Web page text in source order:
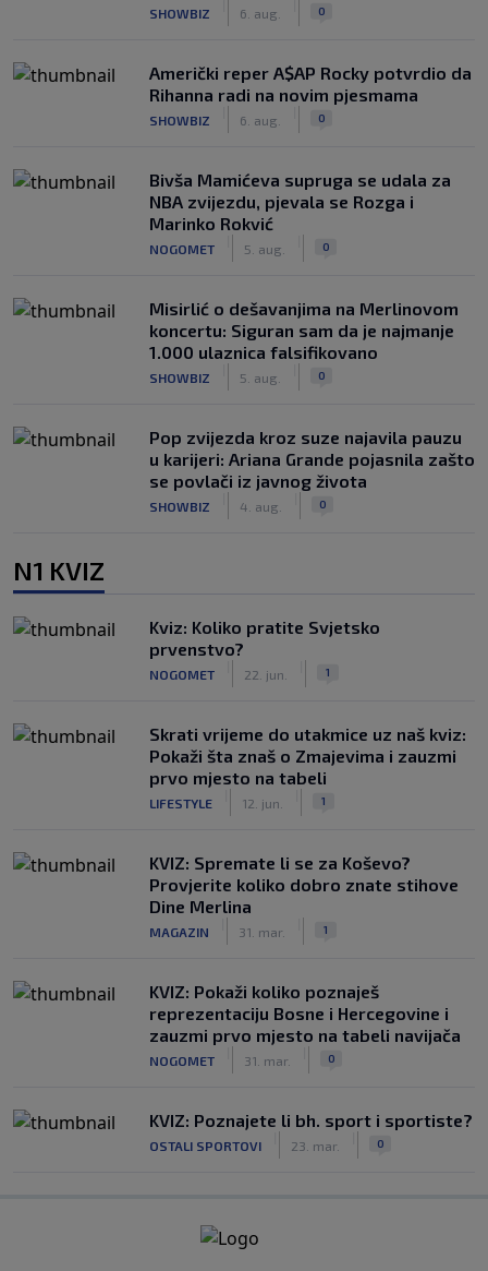
SHOWBIZ 6. aug. 0
Američki reper A$AP Rocky potvrdio da
Rihanna radi na novim pjesmama
SHOWBIZ 6. aug. 0
Bivša Mamićeva supruga se udala za
NBA zvijezdu, pjevala se Rozga i
Marinko Rokvić
NOGOMET 5. aug. 0
Misirlić o dešavanjima na Merlinovom
koncertu: Siguran sam da je najmanje
1.000 ulaznica falsifikovano
SHOWBIZ 5. aug. 0
Pop zvijezda kroz suze najavila pauzu
u karijeri: Ariana Grande pojasnila zašto
se povlači iz javnog života
SHOWBIZ 4. aug. 0
N1 KVIZ
Kviz: Koliko pratite Svjetsko
prvenstvo?
NOGOMET 22. jun. 1
Skrati vrijeme do utakmice uz naš kviz:
Pokaži šta znaš o Zmajevima i zauzmi
prvo mjesto na tabeli
LIFESTYLE 12. jun. 1
KVIZ: Spremate li se za Koševo?
Provjerite koliko dobro znate stihove
Dine Merlina
MAGAZIN 31. mar. 1
KVIZ: Pokaži koliko poznaješ
reprezentaciju Bosne i Hercegovine i
zauzmi prvo mjesto na tabeli navijača
NOGOMET 31. mar. 0
KVIZ: Poznajete li bh. sport i sportiste?
OSTALI SPORTOVI 23. mar. 0